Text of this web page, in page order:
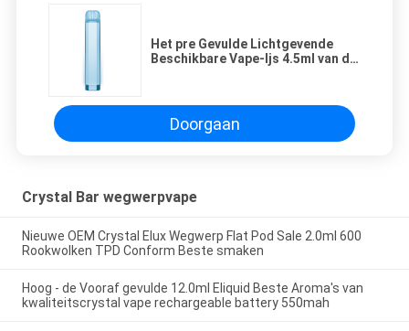
Het pre Gevulde Lichtgevende
Beschikbare Vape-Ijs 4.5ml van de
Doorgaan
Crystal Bar wegwerpvape
Nieuwe OEM Crystal Elux Wegwerp Flat Pod Sale 2.0ml 600
Rookwolken TPD Conform Beste smaken
Hoog - de Vooraf gevulde 12.0ml Eliquid Beste Aroma's van
kwaliteitscrystal vape rechargeable battery 550mah